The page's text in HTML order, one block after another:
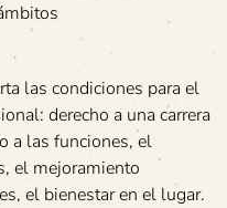
las condiciones para el
derecho a una carrera
a las funciones, el
el mejoramiento
el bienestar en el lugar.